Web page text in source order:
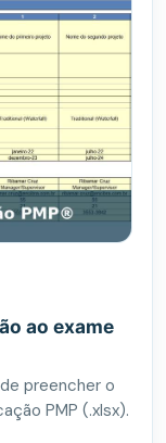
ao exame
preencher o
PMP (.xlsx).